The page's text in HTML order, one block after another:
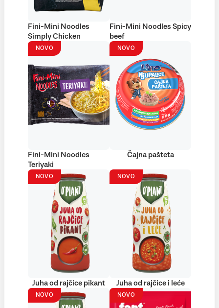
Fini-Mini Noodles
Simply Chicken
Fini-Mini Noodles Spicy
beef
NOVO
Fini-Mini Noodles
Teriyaki
NOVO
Čajna pašteta
NOVO
Juha od rajčice pikant
NOVO
Juha od rajčice i leće
NOVO NOVO